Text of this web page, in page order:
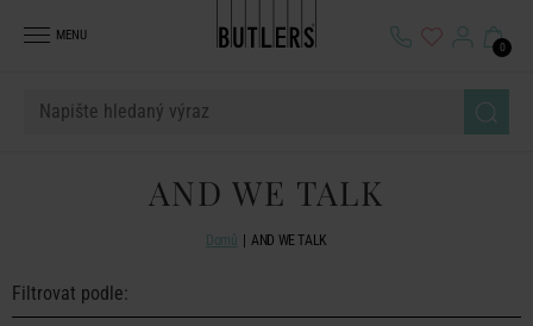
MENU
0
AND WE TALK
Domů AND WE TALK
Filtrovat podle: